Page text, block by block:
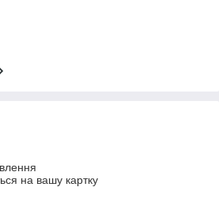
на вашу картку